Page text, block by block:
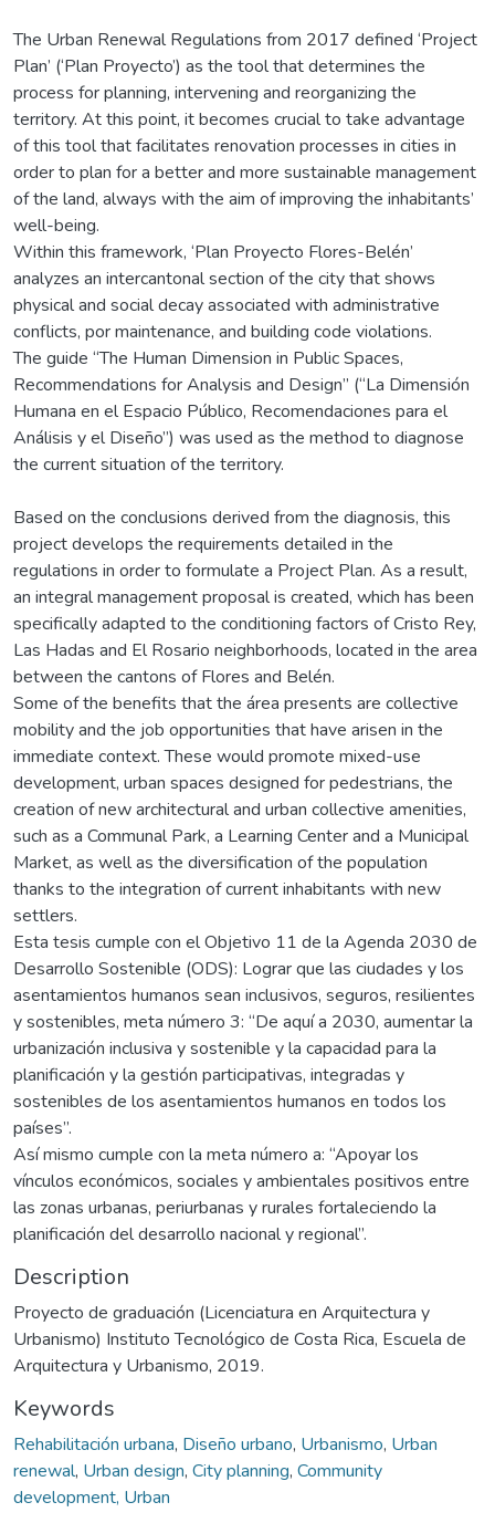
The Urban Renewal Regulations from 2017 defined ‘Project
Plan’ (‘Plan Proyecto’) as the tool that determines the
process for planning, intervening and reorganizing the
territory. At this point, it becomes crucial to take advantage
of this tool that facilitates renovation processes in cities in
order to plan for a better and more sustainable management
of the land, always with the aim of improving the inhabitants’
well-being.
Within this framework, ‘Plan Proyecto Flores-Belén’
analyzes an intercantonal section of the city that shows
physical and social decay associated with administrative
conflicts, por maintenance, and building code violations.
The guide “The Human Dimension in Public Spaces,
Recommendations for Analysis and Design” (“La Dimensión
Humana en el Espacio Público, Recomendaciones para el
Análisis y el Diseño”) was used as the method to diagnose
the current situation of the territory.
Based on the conclusions derived from the diagnosis, this
project develops the requirements detailed in the
regulations in order to formulate a Project Plan. As a result,
an integral management proposal is created, which has been
specifically adapted to the conditioning factors of Cristo Rey,
Las Hadas and El Rosario neighborhoods, located in the area
between the cantons of Flores and Belén.
Some of the benefits that the área presents are collective
mobility and the job opportunities that have arisen in the
immediate context. These would promote mixed-use
development, urban spaces designed for pedestrians, the
creation of new architectural and urban collective amenities,
such as a Communal Park, a Learning Center and a Municipal
Market, as well as the diversification of the population
thanks to the integration of current inhabitants with new
settlers.
Esta tesis cumple con el Objetivo 11 de la Agenda 2030 de
Desarrollo Sostenible (ODS): Lograr que las ciudades y los
asentamientos humanos sean inclusivos, seguros, resilientes
y sostenibles, meta número 3: “De aquí a 2030, aumentar la
urbanización inclusiva y sostenible y la capacidad para la
planificación y la gestión participativas, integradas y
sostenibles de los asentamientos humanos en todos los
países”.
Así mismo cumple con la meta número a: “Apoyar los
vínculos económicos, sociales y ambientales positivos entre
las zonas urbanas, periurbanas y rurales fortaleciendo la
planificación del desarrollo nacional y regional”.
Description
Proyecto de graduación (Licenciatura en Arquitectura y
Urbanismo) Instituto Tecnológico de Costa Rica, Escuela de
Arquitectura y Urbanismo, 2019.
Keywords
Rehabilitación urbana, Diseño urbano, Urbanismo, Urban
renewal, Urban design, City planning, Community
development, Urban